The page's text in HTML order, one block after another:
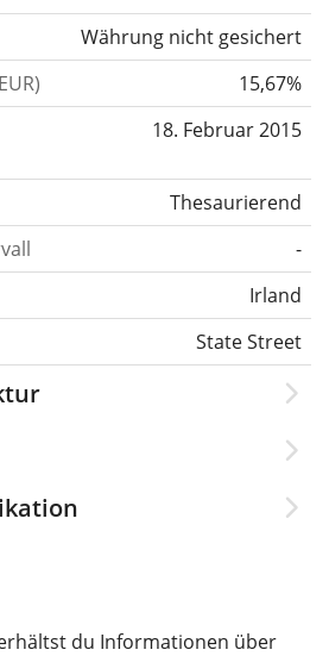
Währung nicht gesichert
15,67%
18. Februar 2015
Thesaurierend
-
Irland
State Street
du Informationen über